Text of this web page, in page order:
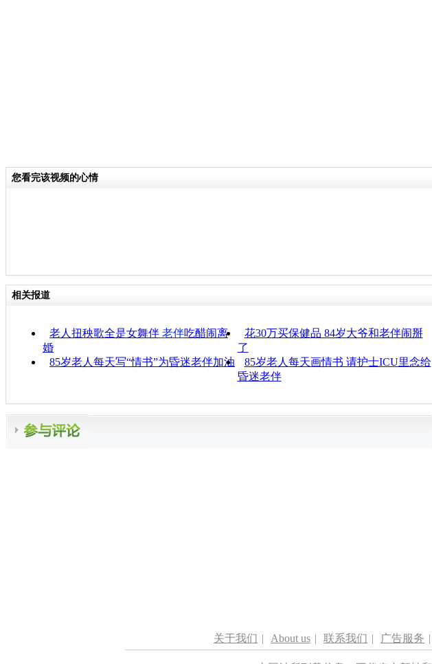
您看完该视频的心情
相关报道
老人扭秧歌全是女舞伴 老伴吃醋闹离
婚
花30万买保健品 84岁大爷和老伴闹掰
了
85岁老人每天写“情书”为昏迷老伴加油
85岁老人每天画情书 请护士ICU里念给
昏迷老伴
关于我们 | About us | 联系我们 | 广告服务 |